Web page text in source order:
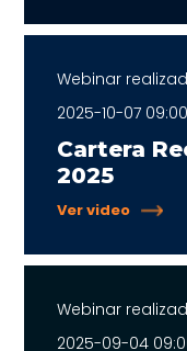
Webinar
2025-10-07
Cartera
2025
Ver video
Webinar
2025-09-04